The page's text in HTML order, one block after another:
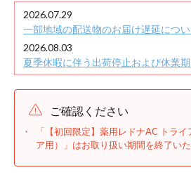
2026.07.29
一部地域の配送物のお届け遅延につい
2026.08.03
夏季休暇に伴う出荷停止および休業
ご確認ください
「【初回限定】薬用レドナAC トラ
ア用）」はお取り扱い期間を終了いた